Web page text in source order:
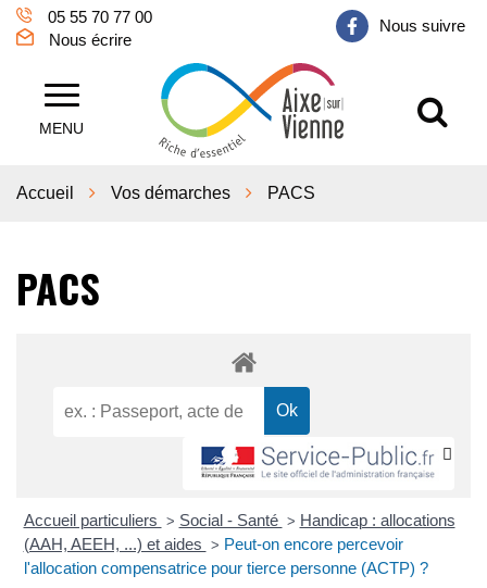
Gestion des traceurs
05 55 70 77 00
Nous écrire
Nous suivre
MENU Aixe sur Vienne
Accueil Vos démarches PACS
PACS
Accueil particuliers > Social - Santé > Handicap : allocations
(AAH, AEEH, ...) et aides > Peut-on encore percevoir
l'allocation compensatrice pour tierce personne (ACTP) ?